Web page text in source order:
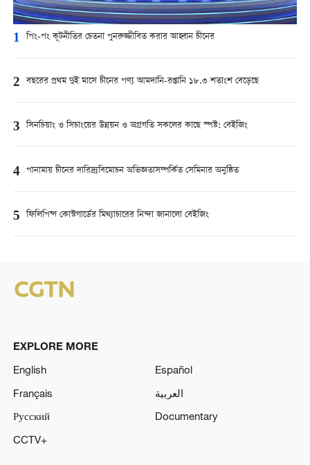
1 পিং-পং কূটনীতির চেতনা পুনরুজ্জীবিত করার আহ্বান চীনের
2 বছরের প্রথম দুই মাসে চীনের পণ্য আমদানি-রপ্তানি ১৮.৩ শতাংশ বেড়েছে
3 সিনচিয়াং ও সিচাংয়ের উন্নয়ন ও অগ্রগতি সকলের কাছে স্পষ্ট: বেইজিং
4 পানামায় চীনের দারিদ্র্যবিমোচন অভিজ্ঞতাসম্পর্কিত সেমিনার অনুষ্ঠিত
5 ফিলিপিন্স কোস্টগার্ডের মিথ্যাচারের নিন্দা জানালো বেইজিং
EXPLORE MORE
English
Español
Français
العربية
Русский
Documentary
CCTV+